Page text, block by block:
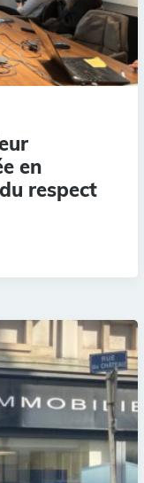
en
respect